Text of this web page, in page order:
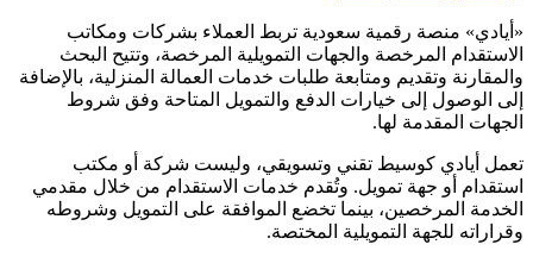
«أيادي» منصة رقمية سعودية تربط العملاء بشركات ومكاتب
الاستقدام المرخصة والجهات التمويلية المرخصة، وتتيح البحث
والمقارنة وتقديم ومتابعة طلبات خدمات العمالة المنزلية، بالإضافة
إلى الوصول إلى خيارات الدفع والتمويل المتاحة وفق شروط
الجهات المقدمة لها.
تعمل أيادي كوسيط تقني وتسويقي، وليست شركة أو مكتب
استقدام أو جهة تمويل. وتُقدم خدمات الاستقدام من خلال مقدمي
الخدمة المرخصين، بينما تخضع الموافقة على التمويل وشروطه
وقراراته للجهة التمويلية المختصة.